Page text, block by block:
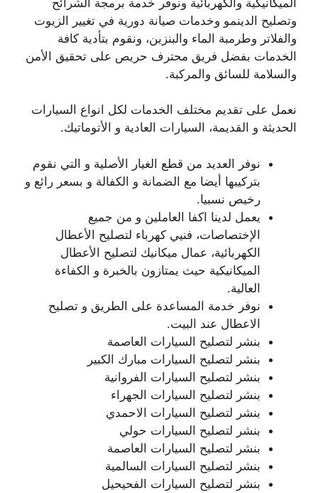
وتصليح الدينمو وخدمات صيانة دورية في تغيير الزيوت
والفلاتر وطرمبة الماء والبنزين، ونقوم بتأدية كافة
الخدمات بفضل فريق محترف حريص على تحقيق الأمن
والسلامة للسائق والمركبة.
نعمل على تقديم مختلف الخدمات لكل انواع السيارات
الحديثة و القديمة، السيارات العادية و الأتوماتيك.
نوفر العديد من قطع الغيار الأصلية و التي نقوم
بتركيبها أيضا مع الضمانة و الكفالة و بسعر رائع و
رخيص نسبيا.
يعمل لدينا اكفا العاملين و من جميع
الإختصاصات، فنيي كهرباء لتصليح الأعطال
الكهربائية، عمال ميكانيك لتصليح الأعطال
الميكانيكية حيث يمتازون بالخبرة و الكفاءة
العالية.
نوفر خدمة المساعدة على الطريق و تصليح
الاعطال عند البيت.
بنشر لتصليح السيارات العاصمة
بنشر لتصليح السيارات مبارك الكبير
بنشر لتصليح السيارات الفروانية
بنشر لتصليح السيارات الجهراء
بنشر لتصليح السيارات الاحمدي
بنشر لتصليح السيارات حولي
بنشر لتصليح السيارات العاصمة
بنشر لتصليح السيارات السالمية
بنشر لتصليح السيارات الفحيحيل